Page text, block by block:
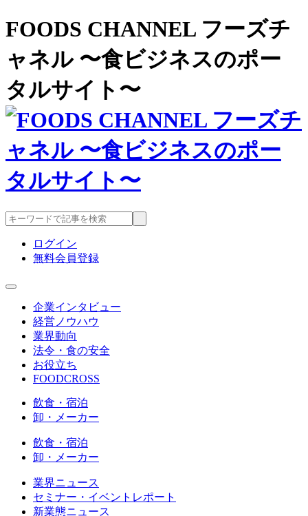
FOODS CHANNEL フーズチ
ャネル 〜食ビジネスのポー
タルサイト〜
ログイン
無料会員登録
企業インタビュー
経営ノウハウ
業界動向
法令・食の安全
お役立ち
FOODCROSS
飲食・宿泊
卸・メーカー
飲食・宿泊
卸・メーカー
業界ニュース
セミナー・イベントレポート
新業態ニュース